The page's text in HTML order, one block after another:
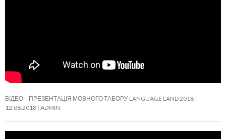
ВІДЕО – ПРЕЗЕНТАЦІЯ МОВНОГО ТАБОРУ LANGUAGE LAND 2018
12.06.2018 ADMIN